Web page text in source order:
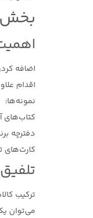
بخش
اضافه
اقدام
نمونه‌ها:
کتاب‌های
دفترچه
کارت‌های
ترکیب
می‌توان